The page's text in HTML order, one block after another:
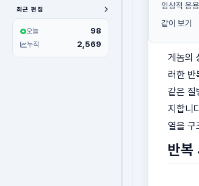
최근 편집
오늘 98
누적 2,569
임상적 응
같이 보기
게놈의
러한
같은 질
지합니
열을 구
반복